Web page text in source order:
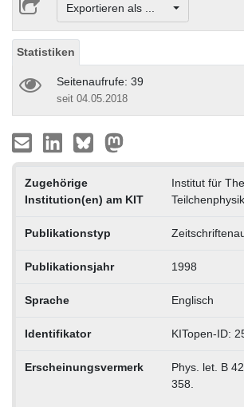
Exportieren als ...
Statistiken
Seitenaufrufe: 39
seit 04.05.2018
Zugehörige
Institution(en) am KIT
Institut für
Publikationstyp
Publikationsjahr 1998
Sprache Englisch
Identifikator KITopen-ID:
Erscheinungsvermerk
Phys. let. B
358.